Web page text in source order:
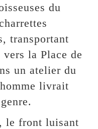
du
transportant
la Place de
un atelier du
livrait
le front luisant